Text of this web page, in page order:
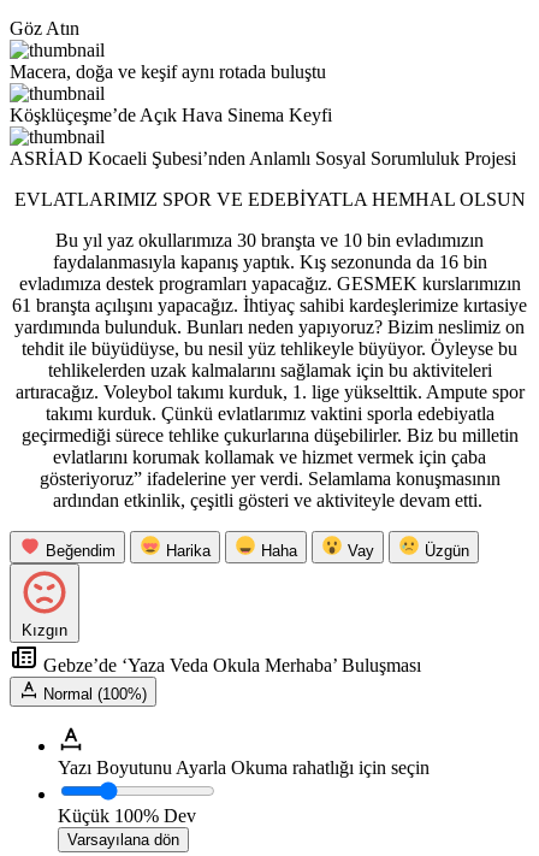
Göz Atın
Macera, doğa ve keşif aynı rotada buluştu
Köşklüçeşme’de Açık Hava Sinema Keyfi
ASRİAD Kocaeli Şubesi’nden Anlamlı Sosyal Sorumluluk Projesi
EVLATLARIMIZ SPOR VE EDEBİYATLA HEMHAL OLSUN
Bu yıl yaz okullarımıza 30 branşta ve 10 bin evladımızın
faydalanmasıyla kapanış yaptık. Kış sezonunda da 16 bin
evladımıza destek programları yapacağız. GESMEK kurslarımızın
61 branşta açılışını yapacağız. İhtiyaç sahibi kardeşlerimize kırtasiye
yardımında bulunduk. Bunları neden yapıyoruz? Bizim neslimiz on
tehdit ile büyüdüyse, bu nesil yüz tehlikeyle büyüyor. Öyleyse bu
tehlikelerden uzak kalmalarını sağlamak için bu aktiviteleri
artıracağız. Voleybol takımı kurduk, 1. lige yükselttik. Ampute spor
takımı kurduk. Çünkü evlatlarımız vaktini sporla edebiyatla
geçirmediği sürece tehlike çukurlarına düşebilirler. Biz bu milletin
evlatlarını korumak kollamak ve hizmet vermek için çaba
gösteriyoruz” ifadelerine yer verdi. Selamlama konuşmasının
ardından etkinlik, çeşitli gösteri ve aktiviteyle devam etti.
Beğendim Harika Haha Vay Üzgün
Kızgın
Gebze’de ‘Yaza Veda Okula Merhaba’ Buluşması
Normal (100%)
Yazı Boyutunu Ayarla Okuma rahatlığı için seçin
Küçük 100% Dev
Varsayılana dön